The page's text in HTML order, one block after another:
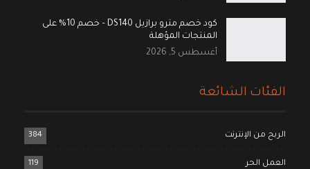
كود خصم مترو برازيل DS140 – خصم 10% على
المنتجات المؤهلة
أغسطس 5, 2026
الفئات الشائعة
الربح من الإنترنت 384
العمل الحر 119